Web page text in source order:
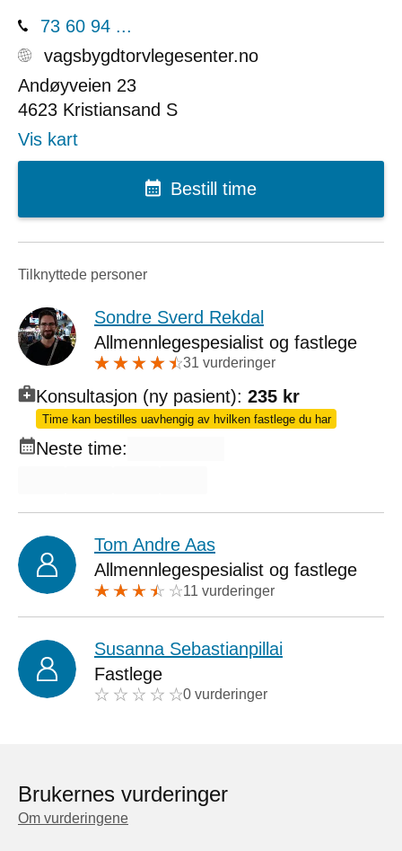
73 60 94 ...
vagsbygdtorvlegesenter.no
Andøyveien 23
4623 Kristiansand S
Vis kart
Bestill time
Tilknyttede personer
Sondre Sverd Rekdal
Allmennlegespesialist og fastlege
31 vurderinger
Konsultasjon (ny pasient): 235 kr
Time kan bestilles uavhengig av hvilken fastlege du har
Neste time:
Tom Andre Aas
Allmennlegespesialist og fastlege
11 vurderinger
Susanna Sebastianpillai
Fastlege
0 vurderinger
Brukernes vurderinger
Om vurderingene